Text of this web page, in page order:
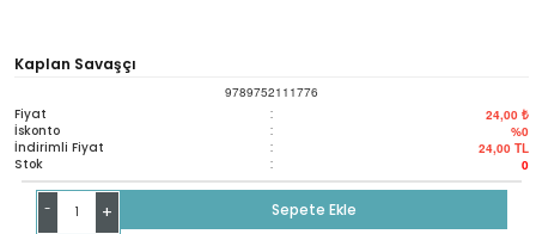
Kaplan Savaşçı
9789752111776
Fiyat : 24,00 ₺
İskonto : %0
İndirimli Fiyat : 24,00 TL
Stok : 0
- +
Sepete Ekle